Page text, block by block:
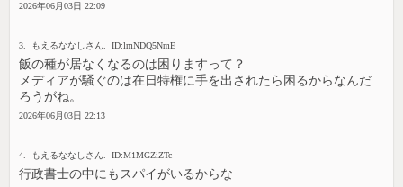
2026年06月03日 22:09
3. もえるななしさん. ID:lmNDQ5NmE
飯の種が居なくなるのは困りますって？
メディアが騒ぐのは在日特権に手を出されたら困るからなんだ
ろうがね。
2026年06月03日 22:13
4. もえるななしさん. ID:M1MGZiZTc
行政書士の中にもスパイがいるからな